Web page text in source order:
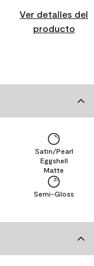
Ver detalles del
producto
Semi-Gloss
Matte
Eggshell
Satin/Pearl